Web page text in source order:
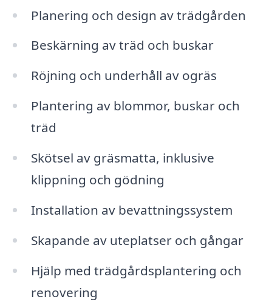
Planering och design av trädgården
Beskärning av träd och buskar
Röjning och underhåll av ogräs
Plantering av blommor, buskar och
träd
Skötsel av gräsmatta, inklusive
klippning och gödning
Installation av bevattningssystem
Skapande av uteplatser och gångar
Hjälp med trädgårdsplantering och
renovering